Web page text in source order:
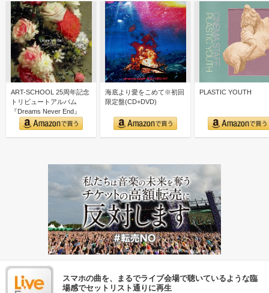
ART-SCHOOL 25周年記念
トリビュートアルバム
『Dreams Never End』
海底より愛をこめて※初回
限定盤(CD+DVD)
PLASTIC YOUTH
スマホの曲を、まるでライブ会場で聴いているような臨
場感でセットリスト通りに再生